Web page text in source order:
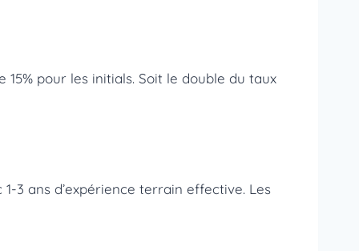
15% pour les initials. Soit le double du taux
3 ans d’expérience terrain effective. Les